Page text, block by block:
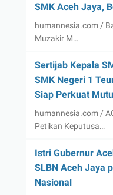
SMK Aceh Jaya,
humannesia.com /
Muzakir M…
Sertijab Kepala
SMK Negeri 1
Siap Perkuat
humannesia.com /
Petikan Keputusa…
Istri Gubernur
SLBN Aceh Jaya
Nasional